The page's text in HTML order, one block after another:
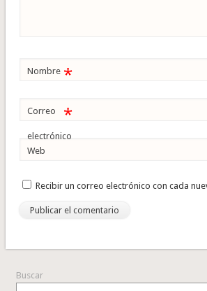
Nombre *
Correo
electrónico
*
Web
Recibir un correo electrónico con cada
Buscar